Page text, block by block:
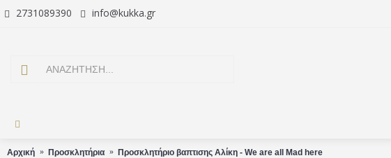
2731089390 info@kukka.gr
Αρχική Προσκλητήρια Προσκλητήριο βαπτισης Αλίκη - We are all Mad here